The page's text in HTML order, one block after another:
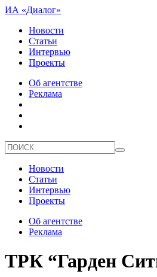
ИА «Диалог»
Новости
Статьи
Интервью
Проекты
Об агентстве
Реклама
Новости
Статьи
Интервью
Проекты
Об агентстве
Реклама
ТРК “Гарден